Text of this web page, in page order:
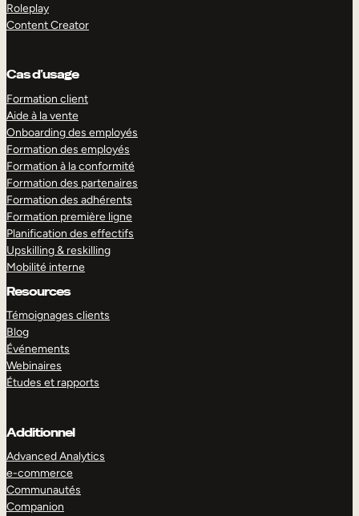
Roleplay
Content Creator
Cas d’usage
Formation client
Aide à la vente
Onboarding des employés
Formation des employés
Formation à la conformité
Formation des partenaires
Formation des adhérents
Formation première ligne
Planification des effectifs
Upskilling & reskilling
Mobilité interne
Resources
Témoignages clients
Blog
Événements
Webinaires
Études et rapports
Additionnel
Advanced Analytics
e-commerce
Communautés
Companion